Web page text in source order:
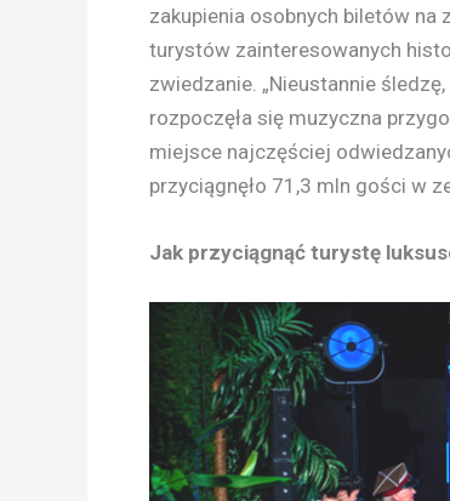
zakupienia osobnych biletów
turystów zainteresowanych
zwiedzanie. „Nieustannie
rozpoczęła się muzyczna
miejsce najczęściej
przyciągnęło 71,3 mln gości w
Jak przyciągnąć turystę